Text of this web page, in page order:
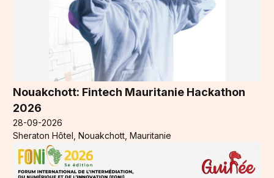
Nouakchott: Fintech Mauritanie Hackathon
2026
28-09-2026
Sheraton Hôtel, Nouakchott, Mauritanie